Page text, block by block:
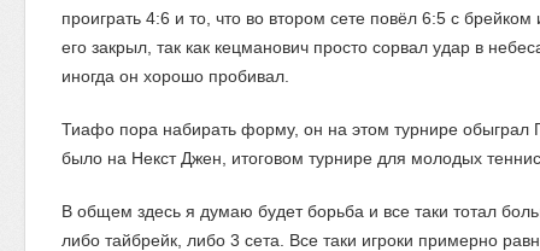
проиграть 4:6 и то, что во втором сете повёл 6:5 с
его закрыл, так как кецманович просто сорвал удар в
иногда он хорошо пробивал.
Тиафо пора набирать форму, он на этом турнире
было на Некст Джен, итоговом турнире для молодых
В общем здесь я думаю будет борьба и все таки тотал
либо тайбрейк, либо 3 сета. Все таки игроки примерно